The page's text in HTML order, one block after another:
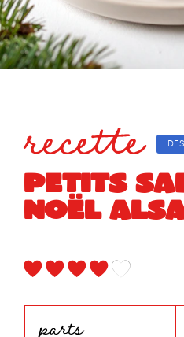
recette
PETITS
NOËL
parts